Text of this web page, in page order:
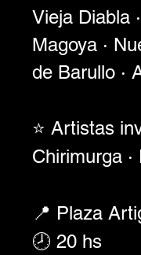
Vieja Diabla
Magoya ·
de Barullo ·
⭐ Artistas
Chirimurga
📍 Plaza
🕗 20 hs